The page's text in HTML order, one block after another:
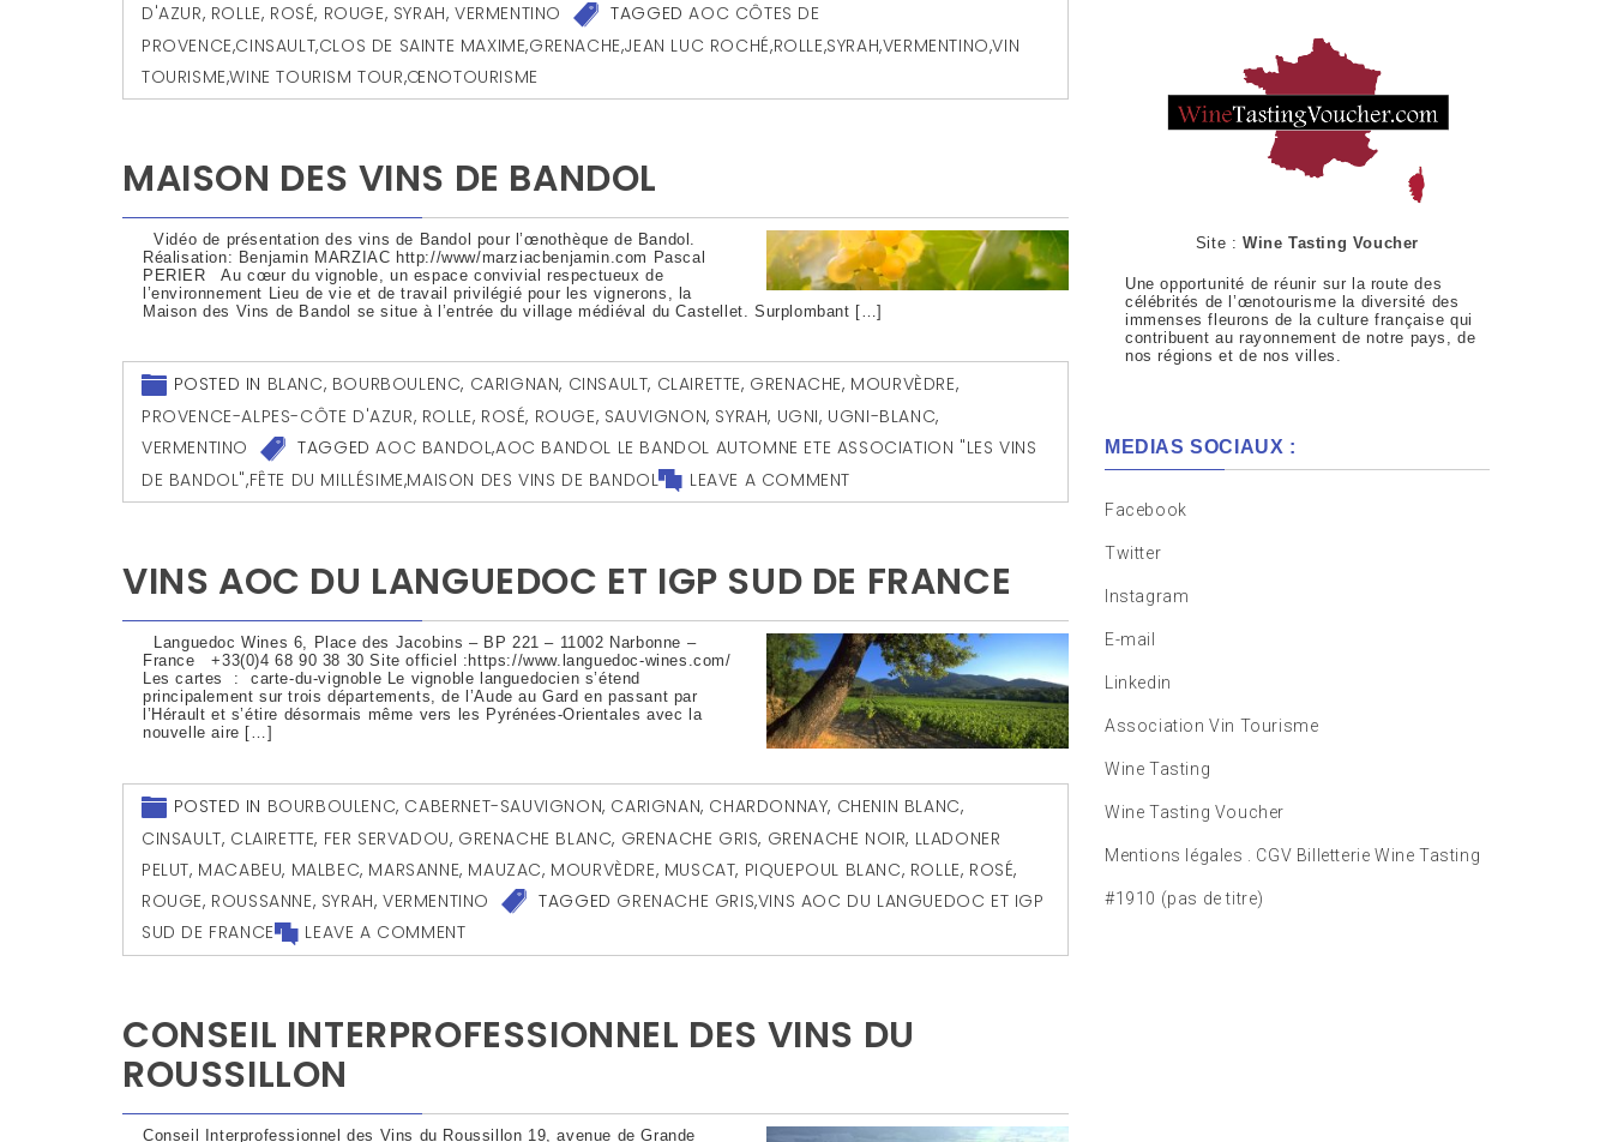
D'AZUR, ROLLE, ROSÉ, ROUGE, SYRAH,VERMENTINO TAGGEDAOC CÔTES DE
PROVENCE,CINSAULT,CLOS DE SAINTE MAXIME,GRENACHE,JEAN LUC ROCHÉ,ROLLE,SYRAH,VERMENTINO,VIN
TOURISME,WINE TOURISM TOUR,ŒNOTOURISME
MAISON DES VINS DE BANDOL
Vidéo de présentation des vins de Bandol pour l’œnothèque de Bandol.
Réalisation: Benjamin MARZIAC http://www/marziacbenjamin.com Pascal
PERIER Au cœur du vignoble, un espace convivial respectueux de
l’environnement Lieu de vie et de travail privilégié pour les vignerons, la
Maison des Vins de Bandol se situe à l’entrée du village médiéval du Castellet. Surplombant […]
POSTED IN BLANC, BOURBOULENC, CARIGNAN, CINSAULT, CLAIRETTE, GRENACHE, MOURVÈDRE,
PROVENCE-ALPES-CÔTE D'AZUR, ROLLE, ROSÉ, ROUGE, SAUVIGNON, SYRAH, UGNI, UGNI-BLANC,
VERMENTINO
TAGGEDAOC BANDOL,AOC BANDOL LE BANDOL AUTOMNE ETE ASSOCIATION "LES VINS
DE BANDOL",FÊTE DU MILLÉSIME,MAISON DES VINS DE BANDOL LEAVE A COMMENT
VINS AOC DU LANGUEDOC ET IGP SUD DE FRANCE
Languedoc Wines 6, Place des Jacobins – BP 221 – 11002 Narbonne –
France +33(0)4 68 90 38 30 Site officiel :https://www.languedoc-wines.com/
Les cartes : carte-du-vignoble Le vignoble languedocien s’étend
principalement sur trois départements, de l’Aude au Gard en passant par
l’Hérault et s’étire désormais même vers les Pyrénées-Orientales avec la
nouvelle aire […]
POSTED IN BOURBOULENC, CABERNET-SAUVIGNON, CARIGNAN, CHARDONNAY, CHENIN BLANC,
CINSAULT, CLAIRETTE, FER SERVADOU, GRENACHE BLANC, GRENACHE GRIS, GRENACHE NOIR, LLADONER
PELUT, MACABEU, MALBEC, MARSANNE, MAUZAC, MOURVÈDRE, MUSCAT, PIQUEPOUL BLANC, ROLLE, ROSÉ,
ROUGE, ROUSSANNE, SYRAH,VERMENTINO TAGGED GRENACHE GRIS,VINS AOC DU LANGUEDOC ET IGP
SUD DE FRANCE
LEAVE A COMMENT
CONSEIL INTERPROFESSIONNEL DES VINS DU
ROUSSILLON
Conseil Interprofessionnel des Vins du Roussillon 19, avenue de Grande
Site :Wine Tasting Voucher
Une opportunité de réunir sur la route des
célébrités de l’œnotourisme la diversité des
immenses fleurons de la culture française qui
contribuent au rayonnement de notre pays, de
nos régions et de nos villes.
MEDIAS SOCIAUX :
Facebook
Twitter
Instagram
E-mail
Linkedin
Association Vin Tourisme
Wine Tasting
Wine Tasting Voucher
Mentions légales . CGV Billetterie Wine Tasting
#1910 (pas de titre)